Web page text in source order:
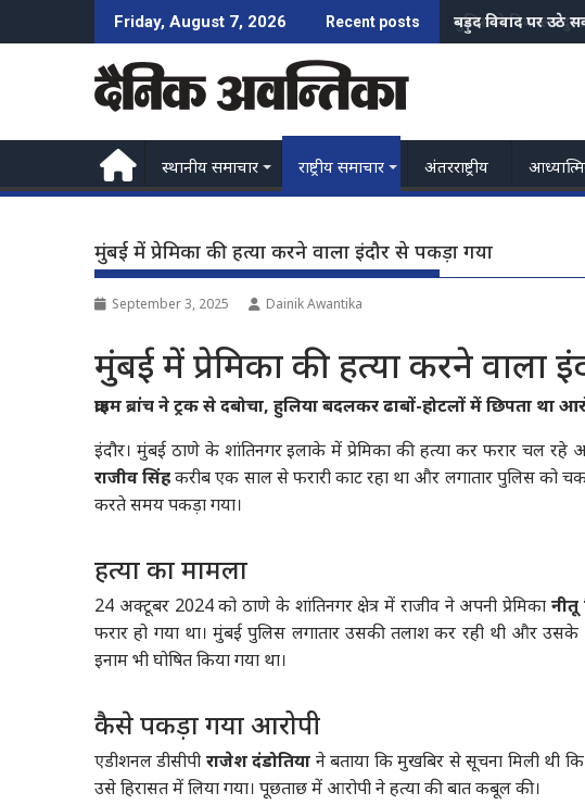
to
Friday, August 7, 2026 Recent posts पुलिस ने निकाला
स्थानीय समाचार राष्ट्रीय समाचार अंतरराष्ट्रीय
मुंबई में प्रेमिका की हत्या करने वाला इंदौर से पकड़ा गया
September 3, 2025 Dainik Awantika
मुंबई में प्रेमिका की हत्या करने वाला
क्राइम ब्रांच ने ट्रक से दबोचा, हुलिया बदलकर ढाबों-होटलों में छिपता था
इंदौर। मुंबई ठाणे के शांतिनगर इलाके में प्रेमिका की हत्या कर फरार चल रहे
राजीव सिंहकरीब एक साल से फरारी काट रहा था और लगातार पुलिस को
करते समय पकड़ा गया।
हत्या का मामला
24 अक्टूबर 2024 को ठाणे के शांतिनगर क्षेत्र में राजीव ने अपनी प्रेमिका नीतू
फरार हो गया था। मुंबई पुलिस लगातार उसकी तलाश कर रही थी और उसके
इनाम भी घोषित किया गया था।
कैसे पकड़ा गया आरोपी
एडीशनल डीसीपी राजेश दंडोतिया ने बताया कि मुखबिर से सूचना मिली थी
उसे हिरासत में लिया गया। पूछताछ में आरोपी ने हत्या की बात कबूल की।